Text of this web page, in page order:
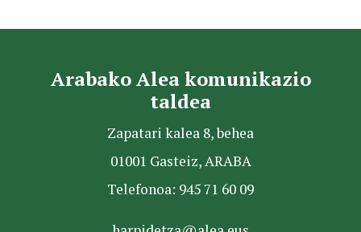
Arabako Alea komunikazio
taldea
Zapatari kalea 8, behea
01001 Gasteiz, ARABA
Telefonoa: 945 71 60 09